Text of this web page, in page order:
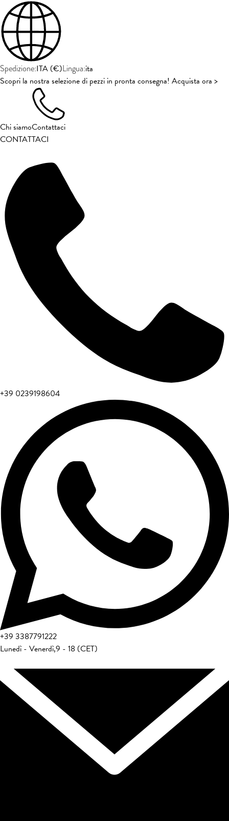
Spedizione:ITA (€)Lingua:ita
Scopri la nostra selezione di pezzi in pronta consegna! Acquista ora >
Chi siamoContattaci
CONTATTACI
+39 0239198604
+39 3387791222
Lunedì - Venerdì,9 - 18 (CET)